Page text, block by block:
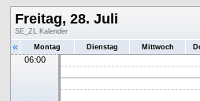
Freitag, 28. Juli
SE_ZL Kalender
« Montag Dienstag Mittwoch
06:00